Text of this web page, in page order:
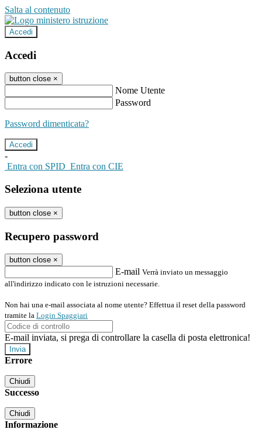
Salta al contenuto
Accedi
Accedi
button close ×
Nome Utente
Password
Password dimenticata?
-
Entra con SPID Entra con CIE
Seleziona utente
button close ×
Recupero password
button close ×
E-mail Verrà inviato un messaggio
all'indirizzo indicato con le istruzioni necessarie.
Non hai una e-mail associata al nome utente? Effettua il reset della password
tramite la Login Spaggiari
E-mail inviata, si prega di controllare la casella di posta elettronica!
Errore
Chiudi
Successo
Chiudi
Informazione